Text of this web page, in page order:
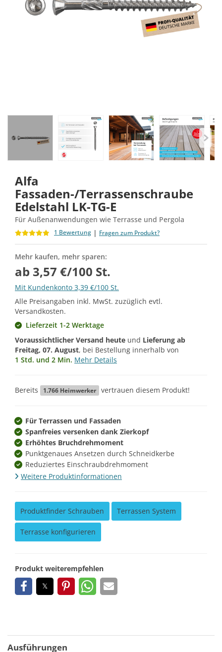
Alfa
Fassaden-/Terrassenschraube
Edelstahl LK-TG-E
Für Außenanwendungen wie Terrasse und Pergola
1 Bewertung | Fragen zum Produkt?
Mehr kaufen, mehr sparen:
ab 3,57 €/100 St.
Mit Kundenkonto 3,39 €/100 St.
Alle Preisangaben inkl. MwSt. zuzüglich evtl.
Versandkosten.
Lieferzeit 1-2 Werktage
Voraussichtlicher Versand heute und Lieferung ab
Freitag, 07. August, bei Bestellung innerhalb von
1 Std. und 2 Min. Mehr Details
Bereits 1.766 Heimwerker vertrauen diesem Produkt!
Für Terrassen und Fassaden
Spanfreies versenken dank Zierkopf
Erhöhtes Bruchdrehmoment
Punktgenaues Ansetzen durch Schneidkerbe
Reduziertes Einschraubdrehmoment
Weitere Produktinformationen
Produktfinder Schrauben Terrassen System
Terrasse konfigurieren
Produkt weiterempfehlen
Ausführungen